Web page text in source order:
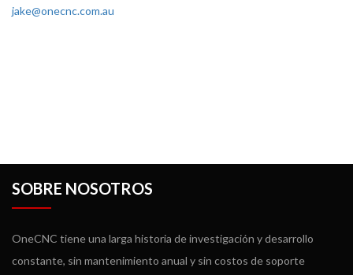
jake@onecnc.com.au
SOBRE NOSOTROS
OneCNC tiene una larga historia de investigación y desarrollo
constante, sin mantenimiento anual y sin costos de soporte